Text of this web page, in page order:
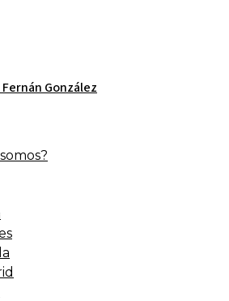
González